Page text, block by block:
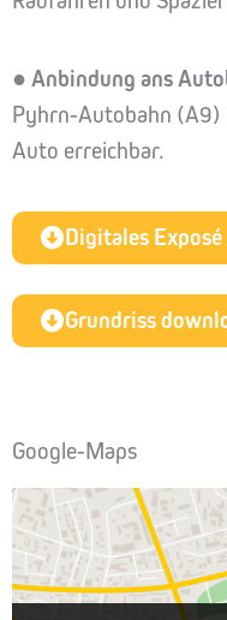
● Anbindung ans
Pyhrn-Autobahn (A9)
Auto erreichbar.
Digitales
Grundriss
Google-Maps